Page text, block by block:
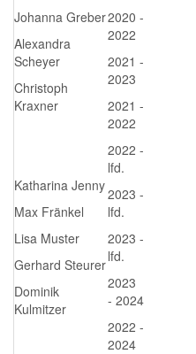
Johanna Greber
Alexandra
Scheyer
Christoph
Kraxner
2020 -
2022
2021 -
2023
2021 -
2022
Katharina Jenny
Max Fränkel
Lisa Muster
Gerhard Steurer
Dominik
Kulmitzer
2022 -
lfd.
2023 -
lfd.
2023 -
lfd.
2023
- 2024
2022 -
2024